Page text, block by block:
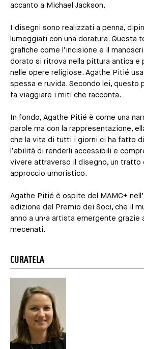
accanto a Michael Jackson.
I disegni sono realizzati a penna,
lumeggiati con una doratura. Questa
grafiche come l’incisione e il
dorato si ritrova nella pittura antica e
nelle opere religiose. Agathe Pitié
spessa e ruvida. Secondo lei, questo
fa viaggiare i miti che racconta.
In fondo, Agathe Pitié è come una
parole ma con la rappresentazione,
che la vita di tutti i giorni ci ha fatto
l’abilità di renderli accessibili e
vivere attraverso il disegno, un tratto
approccio umoristico.
Agathe Pitié è ospite del MAMC+
edizione del Premio dei Soci, che il
anno a un•a artista emergente
mecenati.
CURATELA